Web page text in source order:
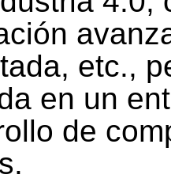
etc.,
en un
de